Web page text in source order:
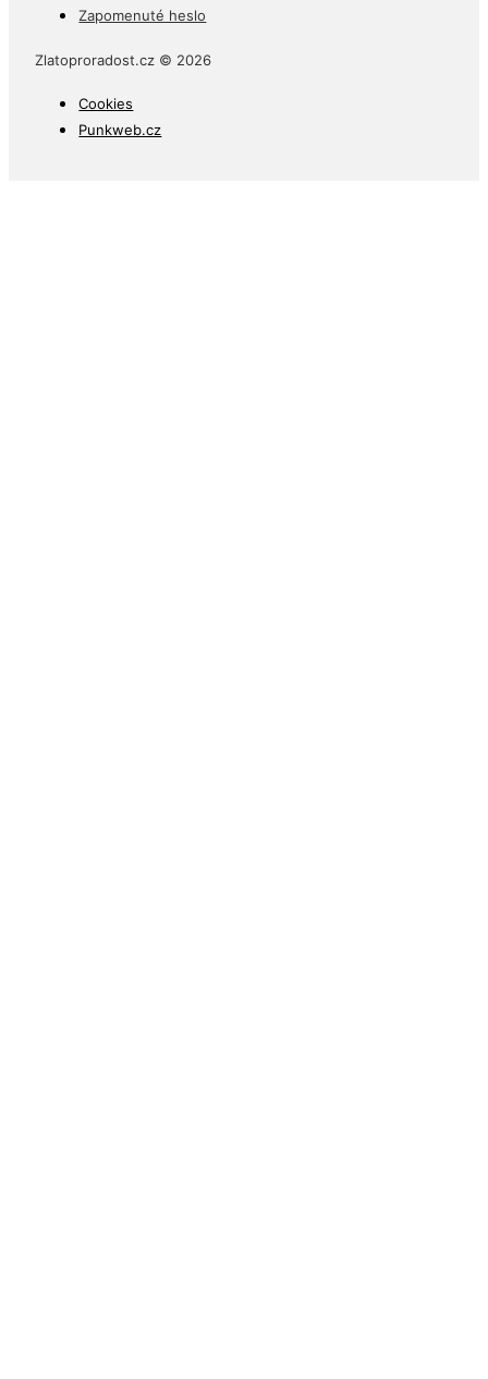
Zapomenuté heslo
Zlatoproradost.cz © 2026
Cookies
Punkweb.cz